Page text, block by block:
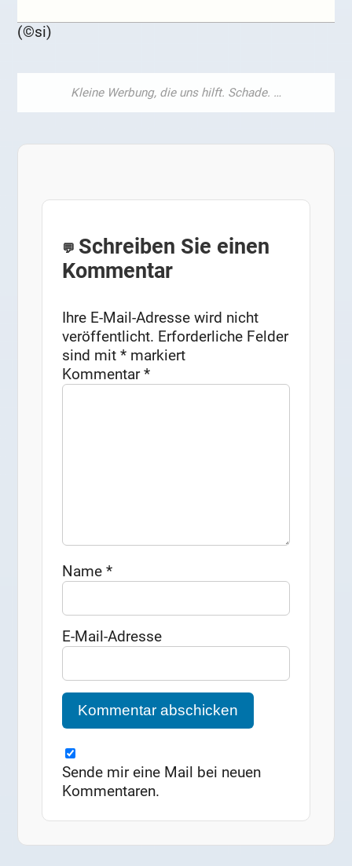
(©si)
Schreiben Sie einen
Kommentar
Ihre E-Mail-Adresse wird nicht
veröffentlicht. Erforderliche Felder
sind mit* markiert
Kommentar*
Name*
E-Mail-Adresse
Sende mir eine Mail bei neuen
Kommentaren.